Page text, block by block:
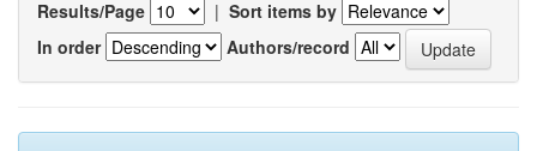
Results/Page | Sort items by
In order
Authors/record